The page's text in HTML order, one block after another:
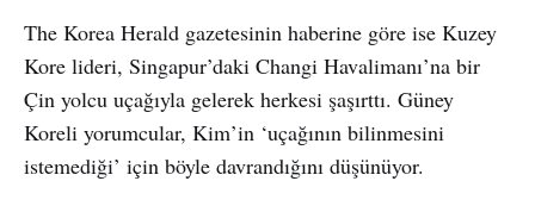
The Korea Herald gazetesinin haberine göre ise Kuzey
Kore lideri, Singapur’daki Changi Havalimanı’na bir
Çin yolcu uçağıyla gelerek herkesi şaşırttı. Güney
Koreli yorumcular, Kim’in ‘uçağının bilinmesini
istemediği’ için böyle davrandığını düşünüyor.